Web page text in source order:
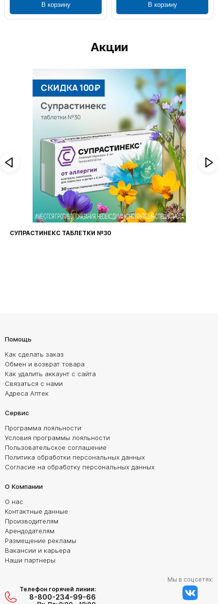
В корзину В корзину
Акции
СУПРАСТИНЕКС ТАБЛЕТКИ №30
Помощь
Как сделать заказ
Обмен и возврат товара
Как удалить аккаунт с сайта
Связаться с нами
Адреса Аптек
Сервис
Программа лояльности
Условия программы лояльности
Пользовательское соглашение
Политика обработки персональных данных
Согласие на обработку персональных данных
О Компании
О нас
Контактные данные
Производителям
Арендодателям
Размещение рекламы
Вакансии и карьера
Наши партнеры
Телефон горячей линии:
8-800-234-99-66
Мы в соцсетях: